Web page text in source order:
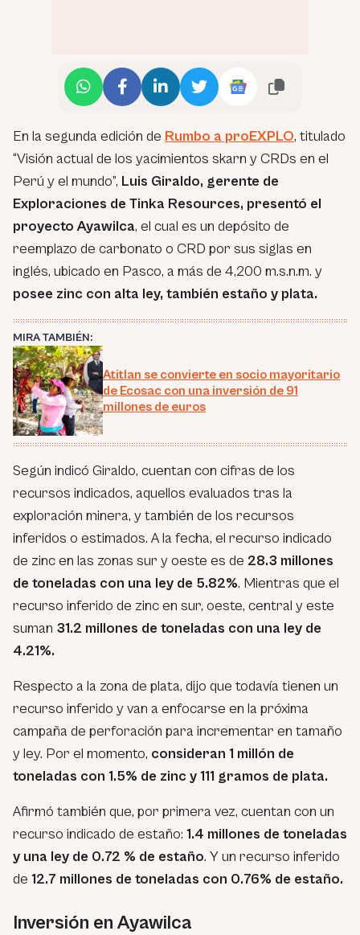
En la segunda edición de Rumbo a proEXPLO, titulado
“Visión actual de los yacimientos skarn y CRDs en el
Perú y el mundo”, Luis Giraldo, gerente de
Exploraciones de Tinka Resources, presentó el
proyecto Ayawilca, el cual es un depósito de
reemplazo de carbonato o CRD por sus siglas en
inglés, ubicado en Pasco, a más de 4,200 m.s.n.m. y
posee zinc con alta ley, también estaño y plata.
MIRA TAMBIÉN:
Atitlan se convierte en socio mayoritario
de Ecosac con una inversión de 91
millones de euros
Según indicó Giraldo, cuentan con cifras de los
recursos indicados, aquellos evaluados tras la
exploración minera, y también de los recursos
inferidos o estimados. A la fecha, el recurso indicado
de zinc en las zonas sur y oeste es de 28.3 millones
de toneladas con una ley de 5.82%. Mientras que el
recurso inferido de zinc en sur, oeste, central y este
suman 31.2 millones de toneladas con una ley de
4.21%.
Respecto a la zona de plata, dijo que todavía tienen un
recurso inferido y van a enfocarse en la próxima
campaña de perforación para incrementar en tamaño
y ley. Por el momento, consideran 1 millón de
toneladas con 1.5% de zinc y 111 gramos de plata.
Afirmó también que, por primera vez, cuentan con un
recurso indicado de estaño: 1.4 millones de toneladas
y una ley de 0.72 % de estaño. Y un recurso inferido
de 12.7 millones de toneladas con 0.76% de estaño.
Inversión en Ayawilca